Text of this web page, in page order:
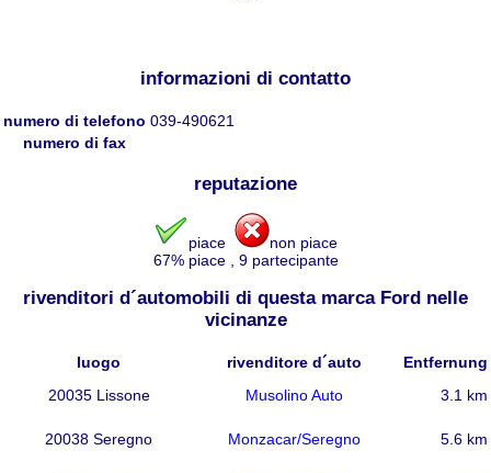
informazioni di contatto
numero di telefono 039-490621
numero di fax
reputazione
piace
non piace
67% piace , 9partecipante
rivenditori d´automobili di questa marca Ford nelle
vicinanze
luogo rivenditore d´auto
Entfernung
20035 Lissone
Musolino Auto 3.1 km
20038 Seregno Monzacar/Seregno 5.6 km